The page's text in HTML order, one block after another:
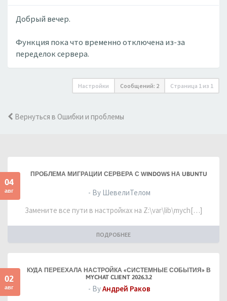
Добрый вечер.
Функция пока что временно отключена из-за
переделок сервера.
Настройки Сообщений: 2 Страница 1 из 1
Вернуться в Ошибки и проблемы
04
авг
ПРОБЛЕМА МИГРАЦИИ СЕРВЕРА С WINDOWS НА UBUNTU
- By ШевелиТелом
Замените все пути в настройках на Z:\var\lib\mych[…]
ПОДРОБНЕЕ
02
авг
КУДА ПЕРЕЕХАЛА НАСТРОЙКА «СИСТЕМНЫЕ СОБЫТИЯ» В
MYCHAT CLIENT 2026.3.2
- ByАндрей Раков